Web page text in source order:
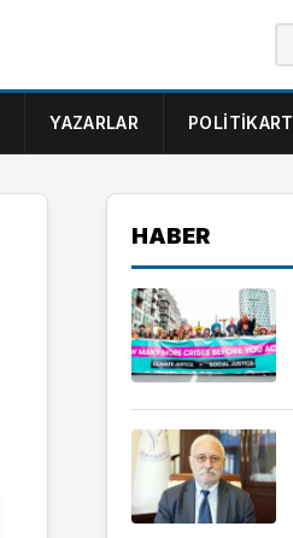
YAZARLAR POLITIKART
HABER